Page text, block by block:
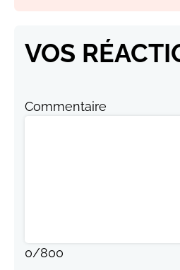
VOS
Commentaire
0/800